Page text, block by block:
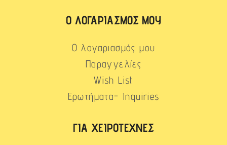
Ο ΛΟΓΑΡΙΑΣΜΌΣ ΜΟΥ
Ο λογαριασμός μου
Παραγγελίες
Wish List
Ερωτήματα- Inquiries
ΓΙΑ ΧΕΙΡΟΤΈΧΝΕΣ